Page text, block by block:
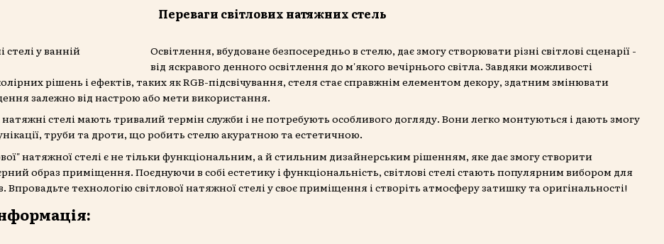
Переваги світлових натяжних стель
Освітлення, вбудоване безпосередньо в стелю, дає змогу створювати різні світлові сценарії -
від яскравого денного освітлення до м'якого вечірнього світла. Завдяки можливості
рішень і ефектів, таких як RGB-підсвічування, стеля стає справжнім елементом декору, здатним змінювати
залежно від настрою або мети використання.
натяжні стелі мають тривалий термін служби і не потребують особливого догляду. Вони легко монтуються і дають змогу
труби та дроти, що робить стелю акуратною та естетичною.
натяжної стелі є не тільки функціональним, а й стильним дизайнерським рішенням, яке дає змогу створити
образ приміщення. Поєднуючи в собі естетику і функціональність, світлові стелі стають популярним вибором для
Впровадьте технологію світлової натяжної стелі у своє приміщення і створіть атмосферу затишку та оригінальності!